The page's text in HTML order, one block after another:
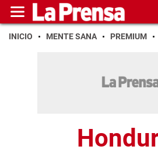
INICIO MENTE SANA PREMIUM